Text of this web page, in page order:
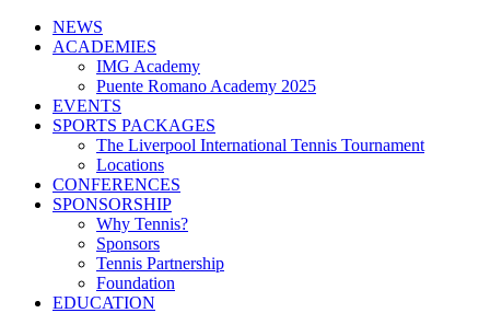
NEWS
ACADEMIES
IMG Academy
Puente Romano Academy 2025
EVENTS
SPORTS PACKAGES
The Liverpool International Tennis Tournament
Locations
CONFERENCES
SPONSORSHIP
Why Tennis?
Sponsors
Tennis Partnership
Foundation
EDUCATION